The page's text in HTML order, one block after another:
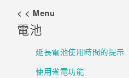
優惠專區
< < Menu
電池
延長電池使用時間的提示
使用省電功能